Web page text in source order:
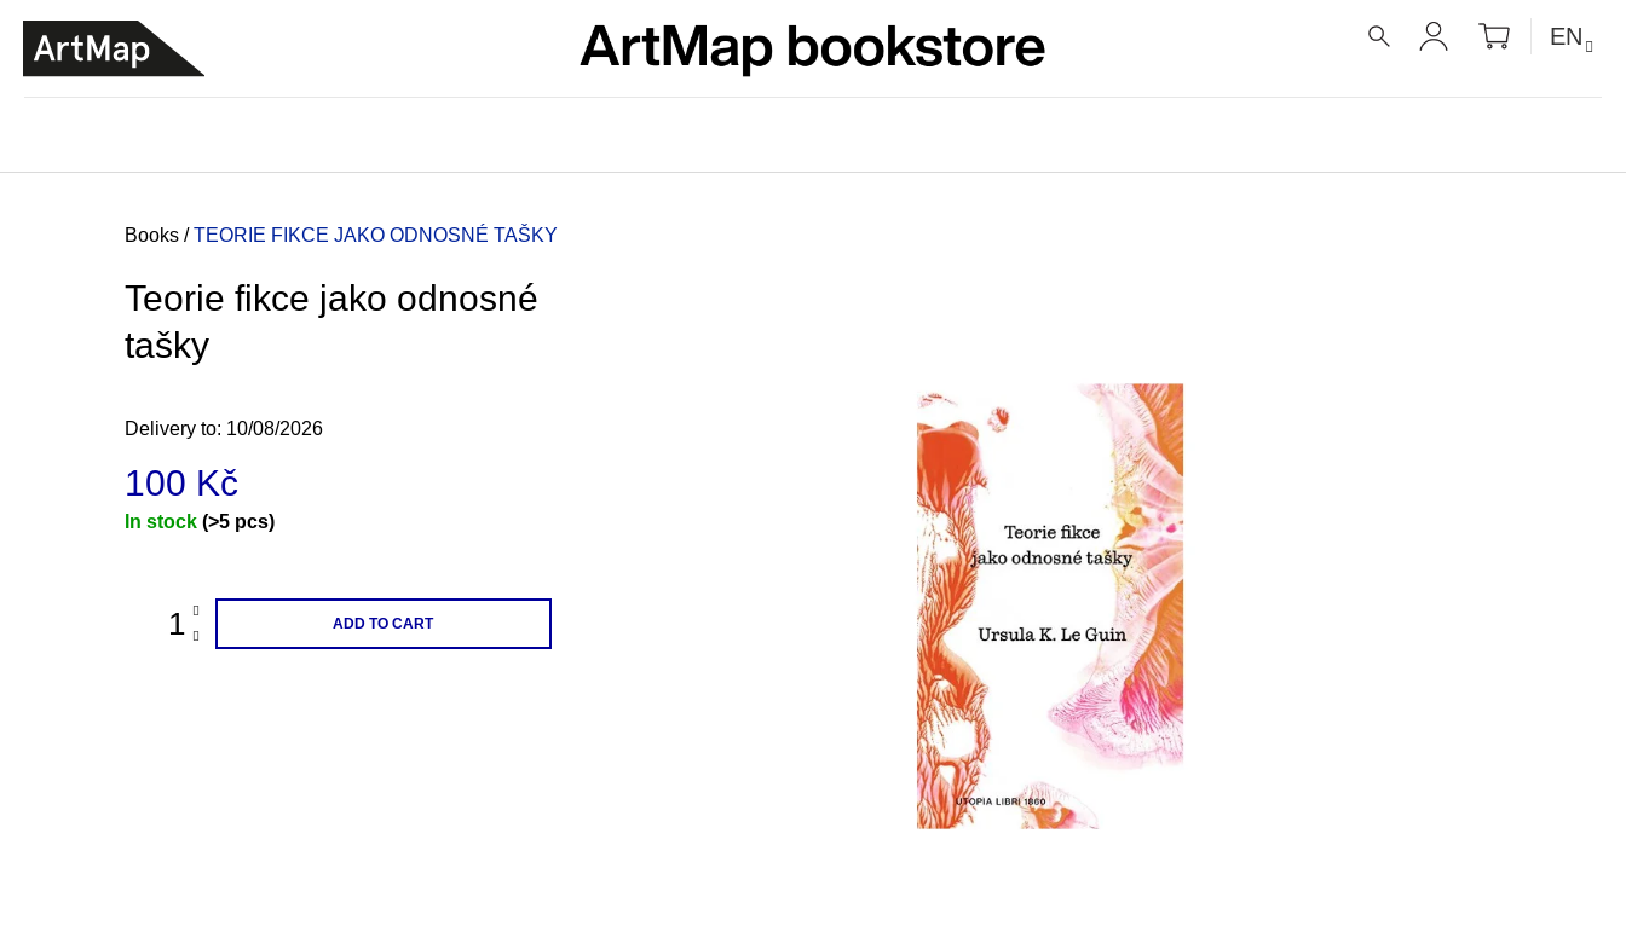
CART
EN
Home
Books / TEORIE FIKCE JAKO ODNOSNÉ TAŠKY
Teorie fikce jako odnosné
tašky
Delivery to: 10/08/2026
100 Kč
Measure
In stock (>5 pcs)
ADD TO CART
BACK
SHOPPING
BACK
SHOPPING
ARTMAT BOX
VÝVAR
NEJEN ROMSKÉ RECEPTY PRO
SNESITELNĚJŠÍ KLIMA
300 Kč
Was: